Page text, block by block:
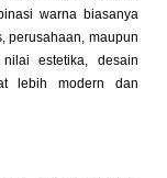
warna biasanya
perusahaan, maupun
estetika, desain
lebih modern dan